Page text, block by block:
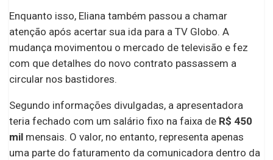
Enquanto isso, Eliana também passou a chamar
atenção após acertar sua ida para a TV Globo. A
mudança movimentou o mercado de televisão e fez
com que detalhes do novo contrato passassem a
circular nos bastidores.
Segundo informações divulgadas, a apresentadora
teria fechado com um salário fixo na faixa de R$ 450
mil mensais. O valor, no entanto, representa apenas
uma parte do faturamento da comunicadora dentro da